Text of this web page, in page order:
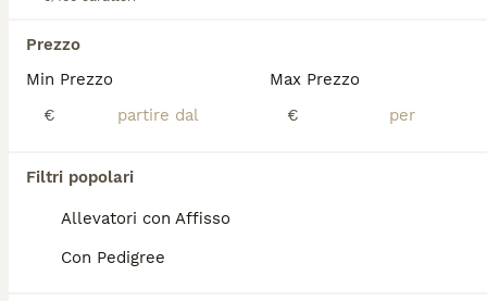
Prezzo
Min Prezzo
€
Max Prezzo
€
Filtri popolari
Allevatori con Affisso
Con Pedigree
(123.1km)
ADVANCED